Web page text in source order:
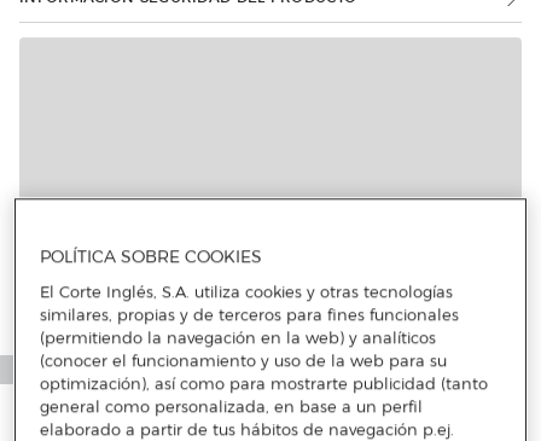
Más info
POLÍTICA SOBRE COOKIES
El Corte Inglés, S.A. utiliza cookies y otras tecnologías
similares, propias y de terceros para fines funcionales
(permitiendo la navegación en la web) y analíticos
(conocer el funcionamiento y uso de la web para su
optimización), así como para mostrarte publicidad (tanto
general como personalizada, en base a un perfil
elaborado a partir de tus hábitos de navegación p.ej.